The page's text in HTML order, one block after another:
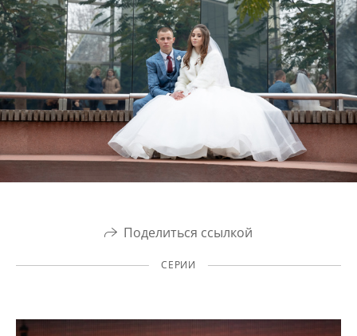
Поделиться ссылкой
СЕРИИ